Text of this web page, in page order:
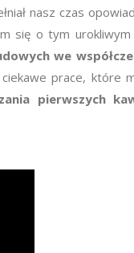
nasz czas
się o tym
we
prace, które
pierwszych